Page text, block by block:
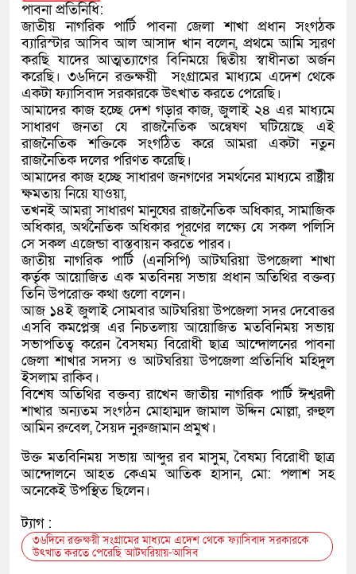
পাবনা প্রতিনিধি:
জাতীয় নাগরিক পার্টি পাবনা জেলা শাখা প্রধান সংগঠক
ব্যারিস্টার আসিব আল আসাদ খান বলেন, প্রথমে আমি স্মরণ
করছি যাদের আত্মত্যাগের বিনিময়ে দ্বিতীয় স্বাধীনতা অর্জন
করেছি। ৩৬দিনে রক্তক্ষয়ী সংগ্রামের মাধ্যমে এদেশ থেকে
একটা ফ্যাসিবাদ সরকারকে উৎখাত করতে পেরেছি।
আমাদের কাজ হচ্ছে দেশ গড়ার কাজ, জুলাই ২৪ এর মাধ্যমে
সাধারণ জনতা যে রাজনৈতিক অন্বেষণ ঘটিয়েছে এই
রাজনৈতিক শক্তিকে সংগঠিত করে আমরা একটা নতুন
রাজনৈতিক দলের পরিণত করেছি।
আমাদের কাজ হচ্ছে সাধারণ জনগণের সমর্থনের মাধ্যমে রাষ্ট্রীয়
ক্ষমতায় নিয়ে যাওয়া,
তখনই আমরা সাধারণ মানুষের রাজনৈতিক অধিকার, সামাজিক
অধিকার, অর্থনৈতিক অধিকার পূরণের লক্ষ্যে যে সকল পলিসি
সে সকল এজেন্ডা বাস্তবায়ন করতে পারব।
জাতীয় নাগরিক পার্টি (এনসিপি) আটঘরিয়া উপজেলা শাখা
কর্তৃক আয়োজিত এক মতবিনয় সভায় প্রধান অতিথির বক্তব্য
তিনি উপরোক্ত কথা গুলো বলেন।
আজ ১৪ই জুলাই সোমবার আটঘরিয়া উপজেলা সদর দেবোত্তর
এসবি কমপ্লেক্স এর নিচতলায় আয়োজিত মতবিনিময় সভায়
সভাপতিত্ব করেন বৈসষম্য বিরোধী ছাত্র আন্দোলনের পাবনা
জেলা শাখার সদস্য ও আটঘরিয়া উপজেলা প্রতিনিধি মহিদুল
ইসলাম রাকিব।
বিশেষ অতিথির বক্তব্য রাখেন জাতীয় নাগরিক পার্টি ঈশ্বরদী
শাখার অন্যতম সংগঠন মোহাম্মদ জামাল উদ্দিন মোল্লা, রুহুল
আমিন রুবেল, সৈয়দ নুরুজামান প্রমুখ।
উক্ত মতবিনিময় সভায় আব্দুর রব মাসুম, বৈষম্য বিরোধী ছাত্র
আন্দোলনে আহত কেএম আতিক হাসান, মো: পলাশ সহ
অনেকেই উপস্থিত ছিলেন।
ট্যাগ :
৩৬দিনে রক্তক্ষয়ী সংগ্রামের মাধ্যমে এদেশ থেকে ফ্যাসিবাদ সরকারকে
উৎখাত করতে পেরেছি আটঘরিয়ায়-আসিব